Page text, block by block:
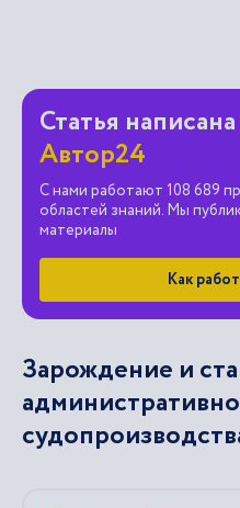
Статья
Автор24
С нами работают 108 689
областей знаний. Мы
материалы
Как
Зарождение и